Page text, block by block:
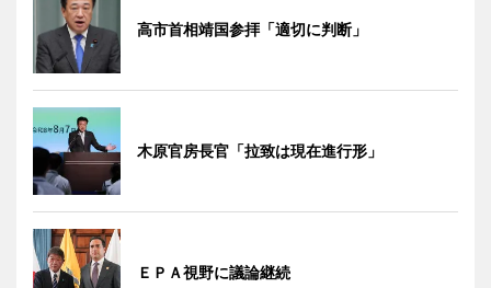
高市首相靖国参拝「適切に判断」
木原官房長官「拉致は現在進行形」
ＥＰＡ視野に議論継続